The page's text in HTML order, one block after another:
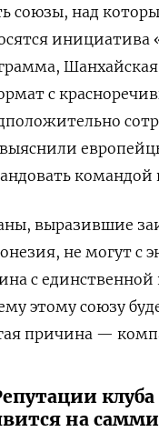
союзы, над
инициатива
Шанхайская
с
командой
выразившие
не могут с
с
этому союзу
причина —
на